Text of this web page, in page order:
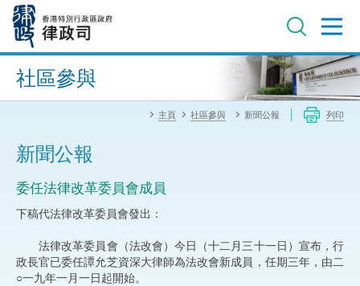
內
進階搜尋
社區參與
主頁 社區參與 新聞公報 列印
新聞公報
委任法律改革委員會成員
下稿代法律改革委員會發出：
法律改革委員會（法改會）今日（十二月三十一日）宣布，行
政長官已委任譚允芝資深大律師為法改會新成員，任期三年，由二
○一九年一月一日起開始。